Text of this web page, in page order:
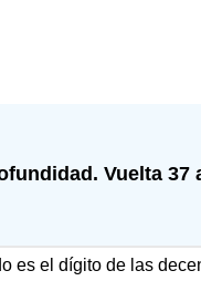
Vuelta 37
es el dígito de las